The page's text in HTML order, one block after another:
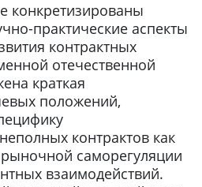
конкретизированы
практические аспекты
контрактных
отечественной
краткая
положений,
контрактов как
саморегуляции
взаимодействий.